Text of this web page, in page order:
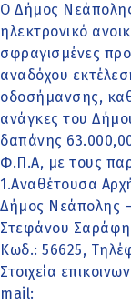
Ο Δήμος
ηλεκτρονικό
σφραγισμένες
αναδόχου
οδοσήμανσης,
ανάγκες του
δαπάνης
Φ.Π.Α, με τους
1.Αναθέτουσα
Δήμος Νεάπολης
Στεφάνου Σαράφη
Κωδ.: 56625,
Στοιχεία
mail: